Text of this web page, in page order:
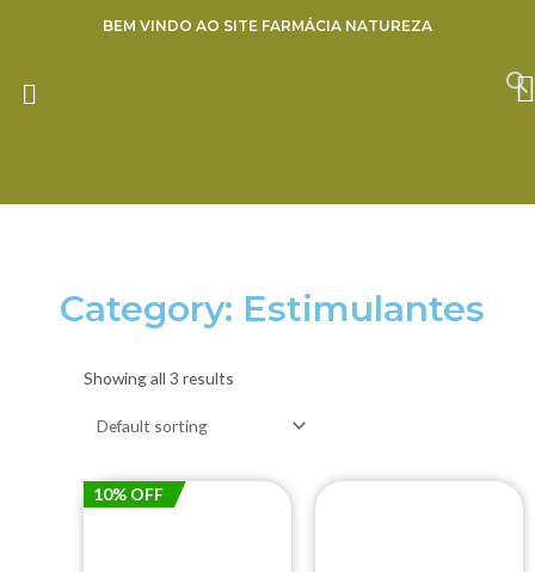
conteúdo
BEM VINDO AO SITE FARMÁCIA NATUREZA
Category: Estimulantes
Showing all 3 results
10% OFF